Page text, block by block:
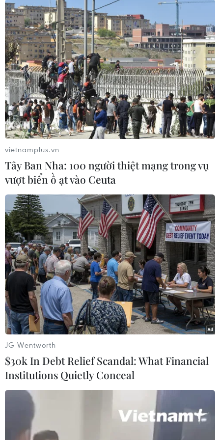
Hai nam bảo vệ khác đến dùng dùi cui đánh vào
người anh P. Sự việc được camera trên ôtô của
người dân ghi lại.
Ngay khi sự việc diễn ra, Bệnh viện đã lập biên
bản ghi nhận thông tin, báo cáo Ban Lãnh đạo.
Ban Giám đốc Bệnh viện Đa khoa Trung ương
Cần Thơ đã chỉ đạo phòng Hành chính quản trị
mời hai bên đến làm việc, hòa giải./.
Bắc Kạn: Cố cứu bệnh
nhân trầm cảm tự tử, một
bảo vệ bệnh viện tử vong
Thấy bệnh nhân leo ra mái ban
công tầng 7 của khu nhà B bệnh
viện, bảo vệ bệnh viện nỗ lực giải
cứu bệnh nhân nhưng không may
rơi từ tầng 7 xuống tầng 3, tử vong
tại chỗ.
(TTXVN/Vietnam+)
vietnamplus.vn
Tây Ban Nha: 100 người thiệt mạng trong vụ
vượt biển ồ ạt vào Ceuta
JG Wentworth
$30k In Debt Relief Scandal: What Financial
Institutions Quietly Conceal